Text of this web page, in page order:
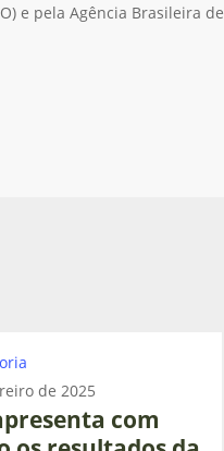
e pela Agência Brasileira de
de 2025
com